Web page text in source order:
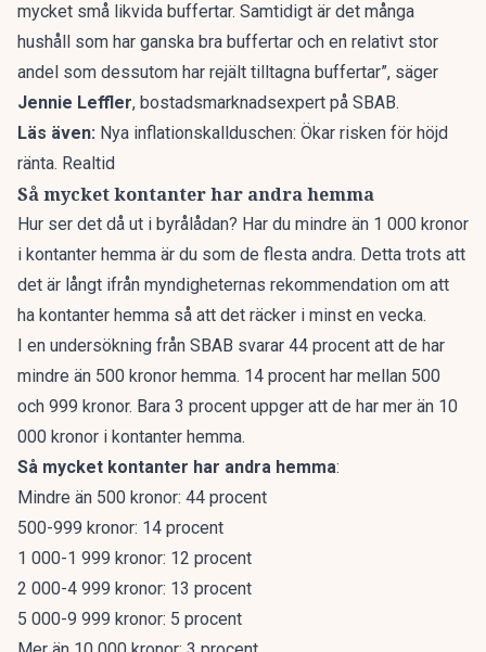
mycket små likvida buffertar. Samtidigt är det många
hushåll som har ganska bra buffertar och en relativt stor
andel som dessutom har rejält tilltagna buffertar”, säger
Jennie Leffler, bostadsmarknadsexpert på SBAB.
Läs även: Nya inflationskallduschen: Ökar risken för höjd
ränta. Realtid
Så mycket kontanter har andra hemma
Hur ser det då ut i byrålådan? Har du mindre än 1 000 kronor
i kontanter hemma är du som de flesta andra. Detta trots att
det är långt ifrån myndigheternas rekommendation om att
ha kontanter hemma så att det räcker i minst en vecka.
I en undersökning från SBAB svarar 44 procent att de har
mindre än 500 kronor hemma. 14 procent har mellan 500
och 999 kronor. Bara 3 procent uppger att de har mer än 10
000 kronor i kontanter hemma.
Så mycket kontanter har andra hemma:
Mindre än 500 kronor: 44 procent
500-999 kronor: 14 procent
1 000-1 999 kronor: 12 procent
2 000-4 999 kronor: 13 procent
5 000-9 999 kronor: 5 procent